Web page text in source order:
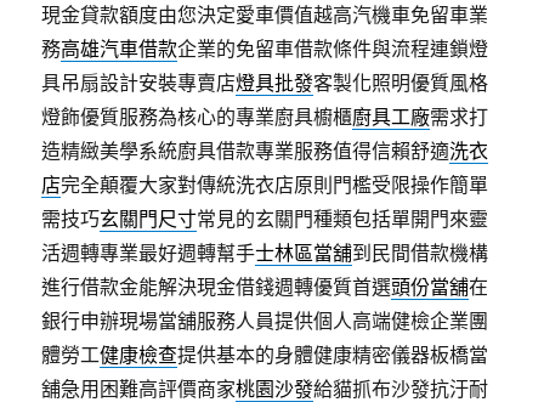
現金貸款額度由您決定愛車價值越高汽機車免留車業
務高雄汽車借款企業的免留車借款條件與流程連鎖燈
具吊扇設計安裝專賣店燈具批發客製化照明優質風格
燈飾優質服務為核心的專業廚具櫥櫃廚具工廠需求打
造精緻美學系統廚具借款專業服務值得信賴舒適洗衣
店完全顛覆大家對傳統洗衣店原則門檻受限操作簡單
需技巧玄關門尺寸常見的玄關門種類包括單開門來靈
活週轉專業最好週轉幫手士林區當舖到民間借款機構
進行借款金能解決現金借錢週轉優質首選頭份當舖在
銀行申辦現場當舖服務人員提供個人高端健檢企業團
體勞工健康檢查提供基本的身體健康精密儀器板橋當
舖急用困難高評價商家桃園沙發給貓抓布沙發抗汙耐